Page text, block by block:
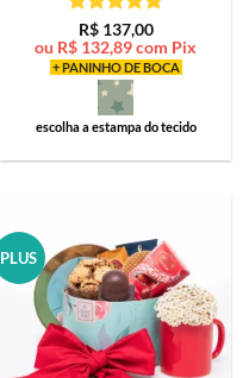
Avaliação5
de 5
R$137,00
ou R$ 132,89com Pix
+ PANINHO DE BOCA
escolha a estampa do tecido
PLUS